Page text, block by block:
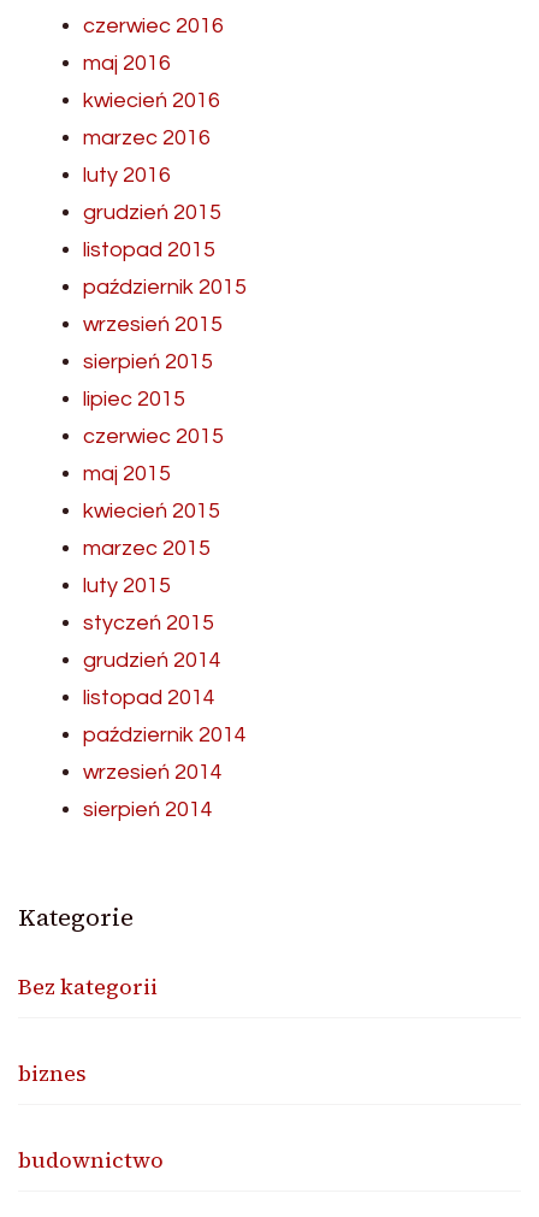
czerwiec 2016
maj 2016
kwiecień 2016
marzec 2016
luty 2016
grudzień 2015
listopad 2015
październik 2015
wrzesień 2015
sierpień 2015
lipiec 2015
czerwiec 2015
maj 2015
kwiecień 2015
marzec 2015
luty 2015
styczeń 2015
grudzień 2014
listopad 2014
październik 2014
wrzesień 2014
sierpień 2014
Kategorie
Bez kategorii
biznes
budownictwo